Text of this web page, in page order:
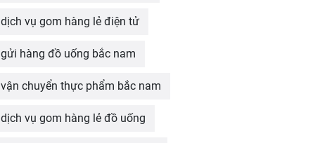
dịch vụ gom hàng lẻ điện tử
gửi hàng đồ uống bắc nam
vận chuyển thực phẩm bắc nam
dịch vụ gom hàng lẻ đồ uống